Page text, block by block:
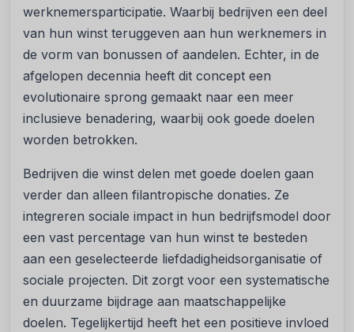
werknemersparticipatie. Waarbij bedrijven een deel
van hun winst teruggeven aan hun werknemers in
de vorm van bonussen of aandelen. Echter, in de
afgelopen decennia heeft dit concept een
evolutionaire sprong gemaakt naar een meer
inclusieve benadering, waarbij ook goede doelen
worden betrokken.
Bedrijven die winst delen met goede doelen gaan
verder dan alleen filantropische donaties. Ze
integreren sociale impact in hun bedrijfsmodel door
een vast percentage van hun winst te besteden
aan een geselecteerde liefdadigheidsorganisatie of
sociale projecten. Dit zorgt voor een systematische
en duurzame bijdrage aan maatschappelijke
doelen. Tegelijkertijd heeft het een positieve invloed